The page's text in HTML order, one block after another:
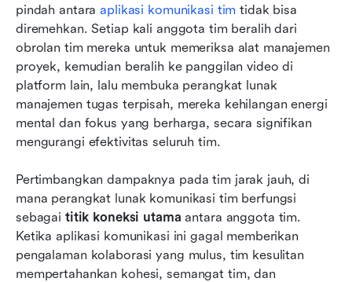
pindah antara aplikasi komunikasi tim tidak bisa
diremehkan. Setiap kali anggota tim beralih dari
obrolan tim mereka untuk memeriksa alat manajemen
proyek, kemudian beralih ke panggilan video di
platform lain, lalu membuka perangkat lunak
manajemen tugas terpisah, mereka kehilangan energi
mental dan fokus yang berharga, secara signifikan
mengurangi efektivitas seluruh tim.
Pertimbangkan dampaknya pada tim jarak jauh, di
mana perangkat lunak komunikasi tim berfungsi
sebagai titik koneksi utama antara anggota tim.
Ketika aplikasi komunikasi ini gagal memberikan
pengalaman kolaborasi yang mulus, tim kesulitan
mempertahankan kohesi, semangat tim, dan